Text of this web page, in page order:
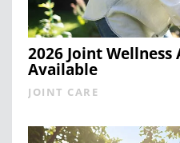
2026 Joint Wellness
Available
JOINT CARE